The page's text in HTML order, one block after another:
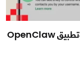
ملخص الأسبوع| ميزة واتساب المهمة وتطبيق OpenClaw